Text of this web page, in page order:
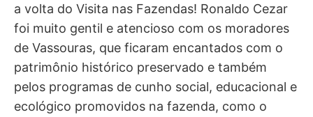
a volta do Visita nas Fazendas! Ronaldo Cezar
foi muito gentil e atencioso com os moradores
de Vassouras, que ficaram encantados com o
patrimônio histórico preservado e também
pelos programas de cunho social, educacional e
ecológico promovidos na fazenda, como o